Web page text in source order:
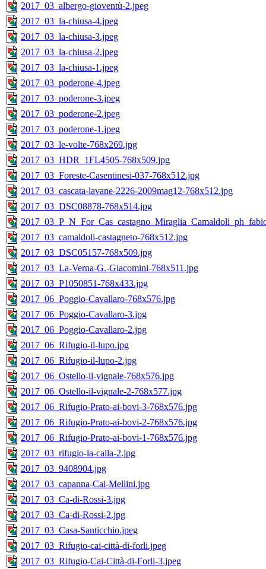
2017_03_albergo-gioventù-2.jpeg
2017_03_la-chiusa-4.jpeg
2017_03_la-chiusa-3.jpeg
2017_03_la-chiusa-2.jpeg
2017_03_la-chiusa-1.jpeg
2017_03_poderone-4.jpeg
2017_03_poderone-3.jpeg
2017_03_poderone-2.jpeg
2017_03_poderone-1.jpeg
2017_03_le-volte-768x269.jpg
2017_03_HDR_1FL4505-768x509.jpg
2017_03_Foreste-Casentinesi-037-768x512.jpg
2017_03_cascata-lavane-2226-2009mag12-768x512.jpg
2017_03_DSC08878-768x514.jpg
2017_03_camaldoli-castagneto-768x512.jpg
2017_03_DSC05157-768x509.jpg
2017_03_La-Verna-G.-Giacomini-768x511.jpg
2017_03_P1050851-768x433.jpg
2017_06_Poggio-Cavallaro-768x576.jpg
2017_06_Poggio-Cavallaro-3.jpg
2017_06_Poggio-Cavallaro-2.jpg
2017_06_Rifugio-il-lupo.jpg
2017_06_Rifugio-il-lupo-2.jpg
2017_06_Ostello-il-vignale-768x576.jpg
2017_06_Ostello-il-vignale-2-768x577.jpg
2017_06_Rifugio-Prato-ai-bovi-3-768x576.jpg
2017_06_Rifugio-Prato-ai-bovi-2-768x576.jpg
2017_06_Rifugio-Prato-ai-bovi-1-768x576.jpg
2017_03_rifugio-la-calla-2.jpg
2017_03_9408904.jpg
2017_03_capanna-Cai-Mellini.jpg
2017_03_Ca-di-Rossi-3.jpg
2017_03_Ca-di-Rossi-2.jpg
2017_03_Casa-Santicchio.jpeg
2017_03_Rifugio-cai-città-di-forli.jpeg
2017_03_Rifugio-Cai-Città-di-Forli-3.jpeg